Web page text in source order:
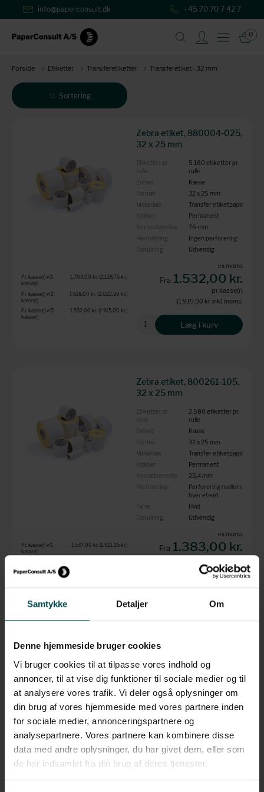
Samtykke Detaljer Om
Denne hjemmeside bruger cookies
Vi bruger cookies til at tilpasse vores indhold og
annoncer, til at vise dig funktioner til sociale medier og til
at analysere vores trafik. Vi deler også oplysninger om
din brug af vores hjemmeside med vores partnere inden
for sociale medier, annonceringspartnere og
analysepartnere. Vores partnere kan kombinere disse
data med andre oplysninger, du har givet dem, eller som
de har indsamlet fra din brug af deres tjenester.
+45 70 70 7 42 7
info@paperconsult.dk
0
Forside Etiketter Transferetiketter Transferetiket - 32 mm
Sortering
Zebra etiket, 880004-025,
32 x 25 mm
Etiketter pr.
rulle
5.180 etiketter pr.
rulle
Enhed
Kasse
Format
32 x 25 mm
Materiale
Transfer etiketpapir
Klæber
Permanent
Kernestørrelse
76 mm
Perforering
Ingen perforering
Oprulning
Udvendig
Fra 1.532,00 kr.
ex.moms
pr kasse(r)
(1.915,00 kr. inkl. moms)
Pr. kasse(r) v/1
kasse(r)
1.703,00 kr. (2.128,75 kr.)
Pr. kasse(r) v/2
kasse(r)
1.618,00 kr. (2.022,50 kr.)
Pr. kasse(r) v/5
kasse(r)
1.532,00 kr. (1.915,00 kr.)
Læg i kurv
Zebra etiket, 800261-105,
32 x 25 mm
Etiketter pr.
rulle
2.580 etiketter pr.
rulle
Enhed
Kasse
Format
32 x 25 mm
Materiale
Transfer etiketpapir
Klæber
Permanent
Kernestørrelse
25,4 mm
Perforering
Perforering mellem
hver etiket
Farve
Hvid
Oprulning
Udvendig
Fra 1.383,00 kr.
ex.moms
pr kasse(r)
(1.728,75 kr.inkl. moms)
Pr. kasse(r) v/1
kasse(r)
1.537,00 kr. (1.921,25 kr.)
kasse(r)
Zebra etiket, 800271-105,
32 x 25 mm
Etiketter pr.
2.580 etiketter pr.
Enhed
Kasse
Format
32 x 25 mm
Materiale
Transfer etiketpapir
Klæber
Permanent
Perforering
Perforering mellem
hver etiket